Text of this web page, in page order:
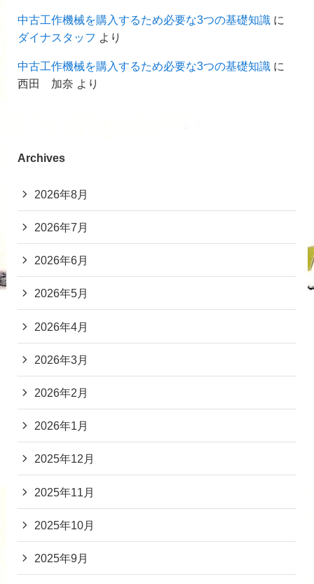
中古工作機械を購入するため必要な3つの基礎知識に
ダイナスタッフ より
中古工作機械を購入するため必要な3つの基礎知識に
西田 加奈 より
Archives
2026年8月
2026年7月
2026年6月
2026年5月
2026年4月
2026年3月
2026年2月
2026年1月
2025年12月
2025年11月
2025年10月
2025年9月